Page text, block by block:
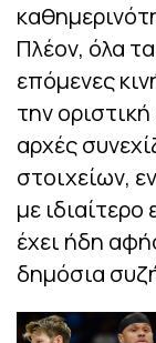
Πλέον, όλα
επόμενες
την
αρχές
στοιχείων,
με
έχει ήδη
δημόσια